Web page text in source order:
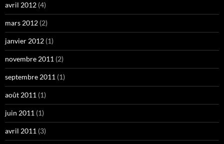
avril 2012 (4)
mars 2012 (2)
janvier 2012 (1)
novembre 2011 (2)
septembre 2011 (1)
août 2011 (1)
juin 2011 (1)
avril 2011 (3)